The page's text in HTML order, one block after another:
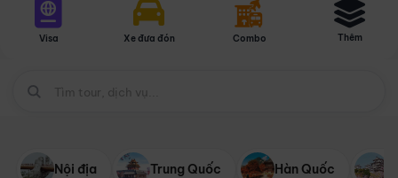
Visa Xe đưa đón Combo Thêm
Nội địa Trung Quốc Hàn Quốc